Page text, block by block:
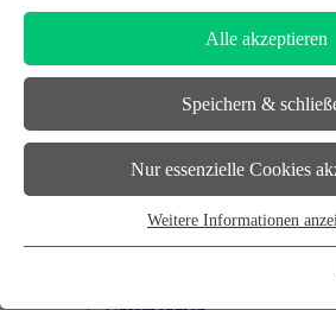
Sächsisches Start-up-Partner-
Sächsisches Gründerforum
Alle akzeptieren
Speichern &
Nur essenzielle Cookies
Essenzielle Cookies werden für
Weitere Informationen